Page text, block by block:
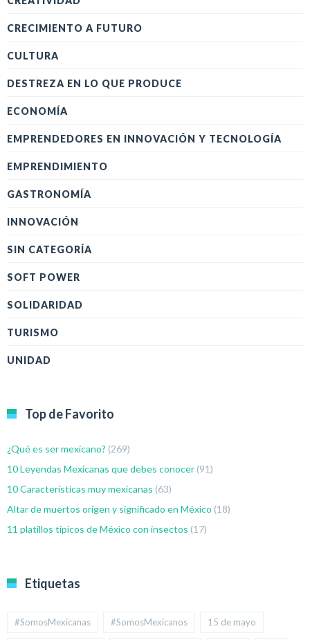
CRECIMIENTO A FUTURO
CULTURA
DESTREZA EN LO QUE PRODUCE
ECONOMÍA
EMPRENDEDORES EN INNOVACIÓN Y TECNOLOGÍA
EMPRENDIMIENTO
GASTRONOMÍA
INNOVACIÓN
SIN CATEGORÍA
SOFT POWER
SOLIDARIDAD
TURISMO
UNIDAD
Top de Favorito
¿Qué es ser mexicano? (269)
10 Leyendas Mexicanas que debes conocer (91)
10 Características muy mexicanas (63)
Altar de muertos origen y significado en México (18)
11 platillos típicos de México con insectos (17)
Etiquetas
#SomosMexicanas #SomosMexicanos 15 de mayo